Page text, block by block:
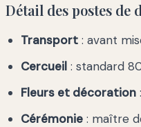
Détail des postes de
Transport : avant
Cercueil : standard
Fleurs et décoration
Cérémonie : maître